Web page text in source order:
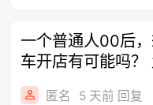
一个普通人00后
车开店有可能吗
匿名 5 天前 回复